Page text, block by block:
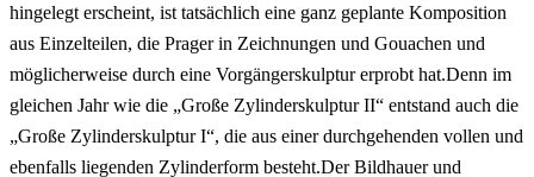
hingelegt erscheint, ist tatsächlich eine ganz geplante Komposition
aus Einzelteilen, die Prager in Zeichnungen und Gouachen und
möglicherweise durch eine Vorgängerskulptur erprobt hat.Denn im
gleichen Jahr wie die „Große Zylinderskulptur II“ entstand auch die
„Große Zylinderskulptur I“, die aus einer durchgehenden vollen und
ebenfalls liegenden Zylinderform besteht.Der Bildhauer und